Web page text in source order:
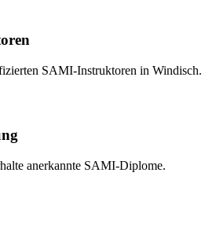
SAMI-Instruktoren in Windisch.
anerkannte SAMI-Diplome.